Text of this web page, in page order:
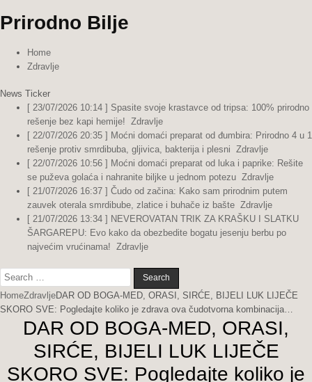
Prirodno Bilje
Home
Zdravlje
News Ticker
[ 23/07/2026 10:14 ] Spasite svoje krastavce od tripsa: 100% prirodno
rešenje bez kapi hemije! Zdravlje
[ 22/07/2026 20:35 ] Moćni domaći preparat od đumbira: Prirodno 4 u 1
rešenje protiv smrdibuba, gljivica, bakterija i plesni Zdravlje
[ 22/07/2026 10:56 ] Moćni domaći preparat od luka i paprike: Rešite
se puževa golaća i nahranite biljke u jednom potezu Zdravlje
[ 21/07/2026 16:37 ] Čudo od začina: Kako sam prirodnim putem
zauvek oterala smrdibube, zlatice i buhače iz bašte Zdravlje
[ 21/07/2026 13:34 ] NEVEROVATAN TRIK ZA KRAŠKU I SLATKU
ŠARGAREPU: Evo kako da obezbedite bogatu jesenju berbu po
najvećim vrućinama! Zdravlje
Search
for:
HomeZdravljeDAR OD BOGA-MED, ORASI, SIRĆE, BIJELI LUK LIJEČE
SKORO SVE: Pogledajte koliko je zdrava ova čudotvorna kombinacija…
DAR OD BOGA-MED, ORASI,
SIRĆE, BIJELI LUK LIJEČE
SKORO SVE: Pogledajte koliko je